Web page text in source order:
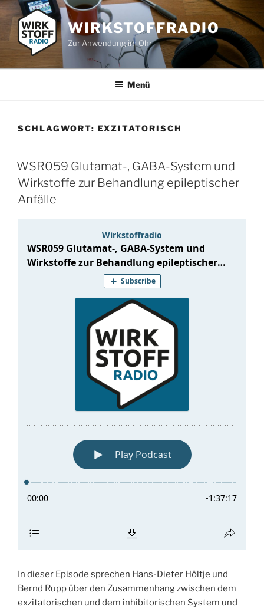
Zum
Inhalt
springen
WIRKSTOFFRADIO
Zur Anwendung im Ohr
Menü
SCHLAGWORT: EXZITATORISCH
WSR059 Glutamat-, GABA-System und
Wirkstoffe zur Behandlung epileptischer
Anfälle
In dieser Episode sprechen Hans-Dieter Höltje und
Bernd Rupp über den Zusammenhang zwischen dem
exzitatorischen und dem inhibitorischen System und